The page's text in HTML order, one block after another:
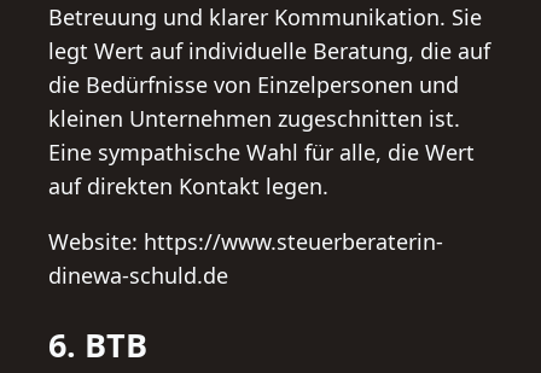
Betreuung und klarer Kommunikation. Sie
legt Wert auf individuelle Beratung, die auf
die Bedürfnisse von Einzelpersonen und
kleinen Unternehmen zugeschnitten ist.
Eine sympathische Wahl für alle, die Wert
auf direkten Kontakt legen.
Website: https://www.steuerberaterin-
dinewa-schuld.de
6. BTB